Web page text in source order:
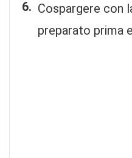
Cospargere con
preparato prima